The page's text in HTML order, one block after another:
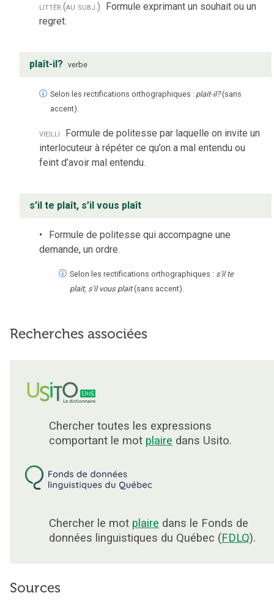
littér.(au subj.) Formule exprimant un souhait ou un
regret.
plaît-il? verbe
Selon les rectifications orthographiques : plait-il?(sans
accent).
vieilli Formule de politesse par laquelle on invite un
interlocuteur à répéter ce qu’on a mal entendu ou
feint d’avoir mal entendu.
s’il te plaît, s’il vous plaît
Formule de politesse qui accompagne une
demande, un ordre.
Selon les rectifications orthographiques : s'il te
plait, s'il vous plait (sans accent).
Recherches associées
Chercher toutes les expressions
comportant le mot plaire dans Usito.
Chercher le mot plaire dans le Fonds de
données linguistiques du Québec (FDLQ).
Sources